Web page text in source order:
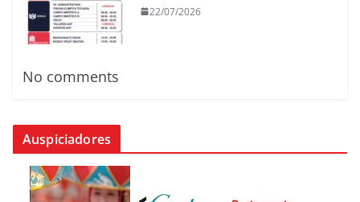
22/07/2026
No comments
Auspiciadores